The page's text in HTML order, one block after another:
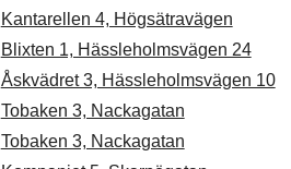
Kantarellen 4, Högsätravägen
Blixten 1, Hässleholmsvägen 24
Åskvädret 3, Hässleholmsvägen 10
Tobaken 3, Nackagatan
Tobaken 3, Nackagatan